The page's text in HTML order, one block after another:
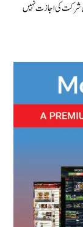
شرکت کی اجازت نہیں